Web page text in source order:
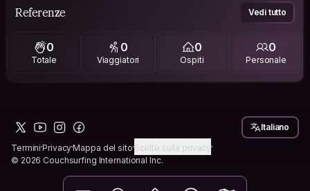
Referenze Vedi tutto
0
Totale
0
Viaggiatori
0
Ospiti
0
Personale
TerminiPrivacyMappa del sitoScelte sulla privacy
© 2026 Couchsurfing International Inc.
Italiano